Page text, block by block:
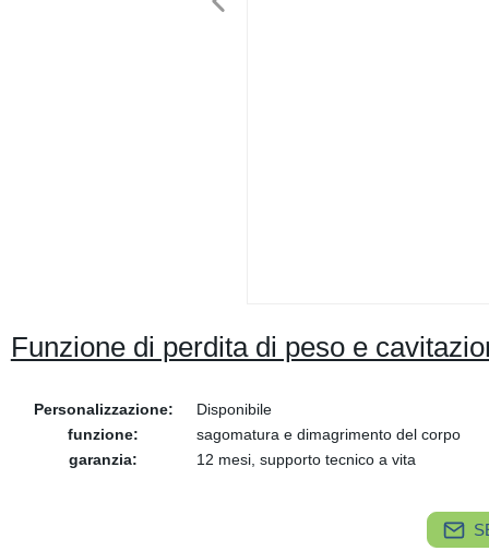
Funzione di perdita di peso e
Personalizzazione:
Disponibile
funzione:
sagomatura e dimagrimento del corpo
garanzia:
12 mesi, supporto tecnico a vita